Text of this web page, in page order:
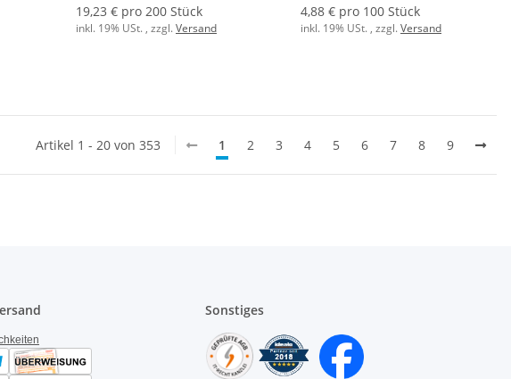
19,23 € pro 200 Stück
inkl. 19% USt. , zzgl.Versand
4,88 € pro 100 Stück
inkl. 19% USt. , zzgl.Versand
Artikel 1 - 20 von 353 1 2 3 4 5 6 7 8 9
Sonstiges